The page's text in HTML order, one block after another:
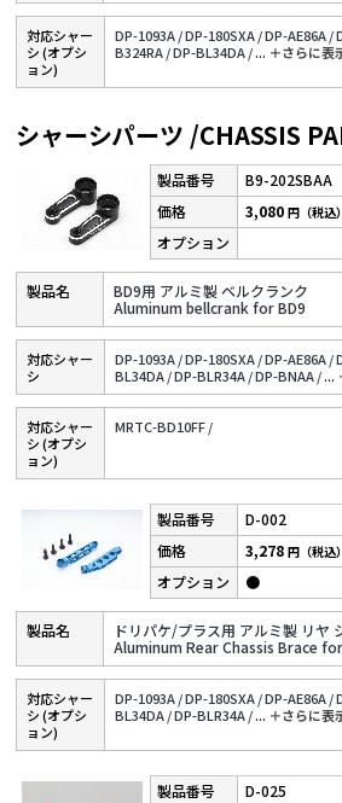
対応シャー
シ (オプシ
ョン)
DP-1093A /DP-180SXA /DP-AE86A /
B324RA /DP-BL34DA /... ＋さらに表
シャーシパーツ /CHASSIS
B9-202SBAA
BD9用 アルミ製 ベルクランク
Aluminum bellcrank for BD9
3,080円（税込）
対応シャー
シ
DP-1093A /DP-180SXA /DP-AE86A /
BL34DA /DP-BLR34A /DP-BNAA /...
対応シャー
シ (オプシ
ョン)
MRTC-BD10FF /
D-002
ドリパケ/プラス用 アルミ製 リヤ
Aluminum Rear Chassis Brace for
3,278円（税込）
●
対応シャー
シ (オプシ
ョン)
DP-1093A /DP-180SXA /DP-AE86A /
BL34DA /DP-BLR34A /... ＋さらに表
D-025